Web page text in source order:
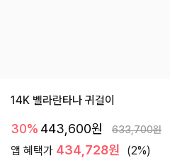
14K 벨라란타나 귀걸이
30% 443,600원 633,700원
앱 혜택가 434,728원 (2%)